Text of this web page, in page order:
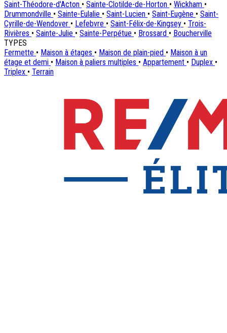
Saint-Théodore-d'Acton • Sainte-Clotilde-de-Horton • Wickham •
Drummondville • Sainte-Eulalie • Saint-Lucien • Saint-Eugène • Saint-
Cyrille-de-Wendover • Lefebvre • Saint-Félix-de-Kingsey • Trois-
Rivières • Sainte-Julie • Sainte-Perpétue • Brossard • Boucherville
TYPES
Fermette • Maison à étages • Maison de plain-pied • Maison à un
étage et demi • Maison à paliers multiples • Appartement • Duplex •
Triplex • Terrain